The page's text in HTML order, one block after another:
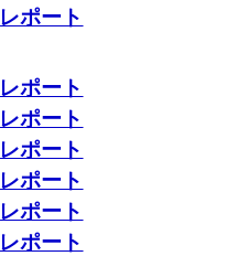
レポート
レポート
レポート
レポート
レポート
レポート
レポート